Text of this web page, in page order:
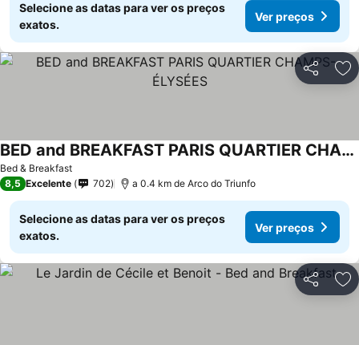
Selecione as datas para ver os preços
exatos.
Ver preços
Partilhar
Bed & Breakfast
BED and BREAKFAST PARIS QUARTIER CHAMPS-ÉLYSÉES
8,5 Excelente 702 a 0.4 km de Arco do Triunfo
Selecione as datas para ver os preços
exatos.
Ver preços
Partilhar